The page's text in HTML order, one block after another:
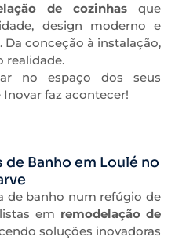
de cozinhas que
design moderno e
conceção à instalação,
realidade.
no espaço dos seus
faz acontecer!
Banho em Loulé no
de banho num refúgio de
em remodelação de
soluções inovadoras